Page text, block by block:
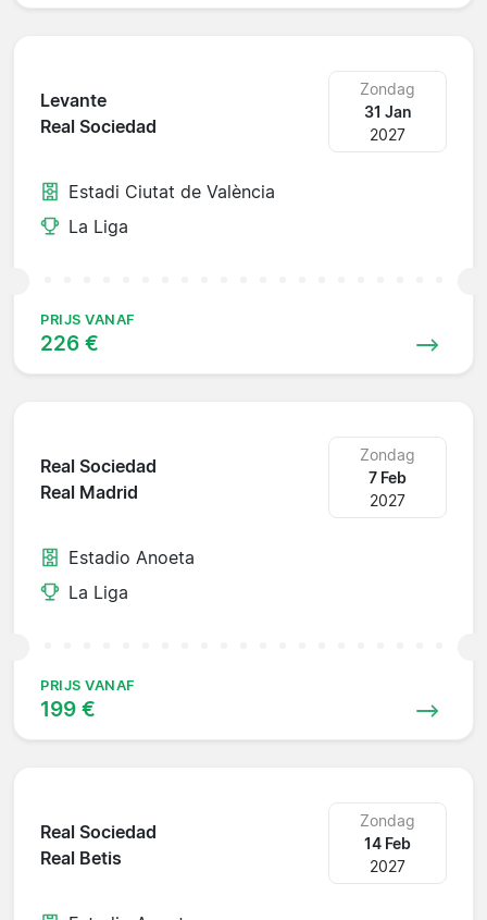
Levante
Real Sociedad
Zondag
31 Jan
2027
Estadi Ciutat de València
La Liga
PRIJS VANAF
226 €
Real Sociedad
Real Madrid
Zondag
7 Feb
2027
Estadio Anoeta
La Liga
PRIJS VANAF
199 €
Real Sociedad
Real Betis
Zondag
14 Feb
2027